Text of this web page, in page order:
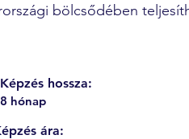
bölcsődében
Képzés hossza:
8 hónap
ára: